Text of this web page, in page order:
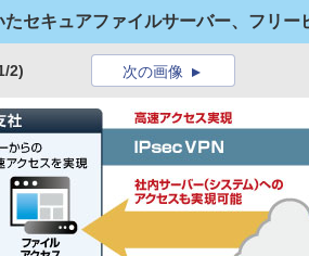
たセキュアファイルサーバー、フリー
2) 次の画像